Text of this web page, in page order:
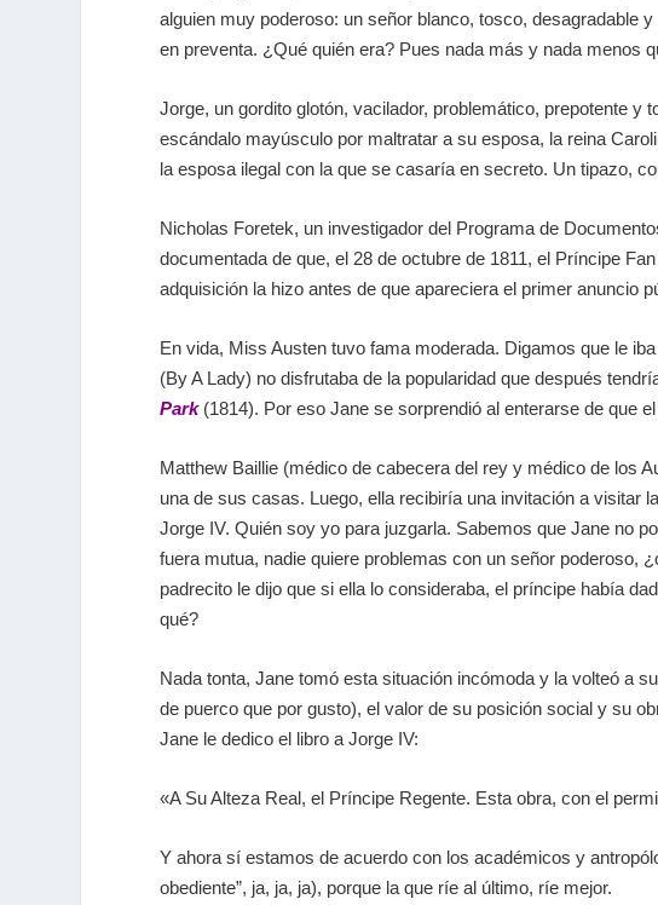
alguien muy poderoso: un señor blanco, tosco, desagradable
en preventa. ¿Qué quién era? Pues nada más y nada menos
Jorge, un gordito glotón, vacilador, problemático, prepotente y
escándalo mayúsculo por maltratar a su esposa, la reina
la esposa ilegal con la que se casaría en secreto. Un tipazo,
Nicholas Foretek, un investigador del Programa de
documentada de que, el 28 de octubre de 1811, el Príncipe
adquisición la hizo antes de que apareciera el primer anuncio
En vida, Miss Austen tuvo fama moderada. Digamos que le
(By A Lady) no disfrutaba de la popularidad que después
Park (1814). Por eso Jane se sorprendió al enterarse de que
Matthew Baillie (médico de cabecera del rey y médico de los
una de sus casas. Luego, ella recibiría una invitación a visitar
Jorge IV. Quién soy yo para juzgarla. Sabemos que Jane no
fuera mutua, nadie quiere problemas con un señor poderoso,
padrecito le dijo que si ella lo consideraba, el príncipe había
qué?
Nada tonta, Jane tomó esta situación incómoda y la volteó a
de puerco que por gusto), el valor de su posición social y su
Jane le dedico el libro a Jorge IV:
«A Su Alteza Real, el Príncipe Regente. Esta obra, con el
Y ahora sí estamos de acuerdo con los académicos y
obediente”, ja, ja, ja), porque la que ríe al último, ríe mejor.